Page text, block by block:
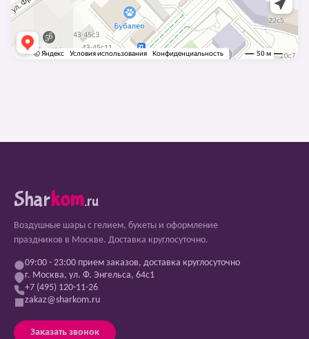
Sharkom.ru
Воздушные шары с гелием, букеты и оформление
праздников в Москве. Доставка круглосуточно.
09:00 - 23:00 прием заказов, доставка круглосуточно
г. Москва, ул. Ф. Энгельса, 64с1
+7 (495) 120-11-26
zakaz@sharkom.ru
Заказать звонок